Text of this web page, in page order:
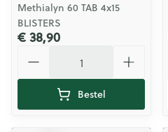
Methialyn 60 TAB 4x15
BLISTERS
€ 38,90
Bestel